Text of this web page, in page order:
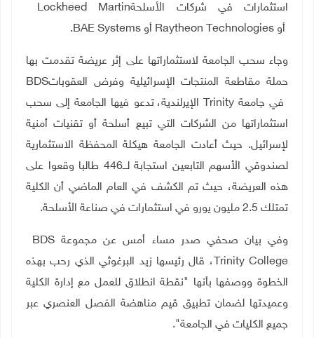
استثمارات في شركات الأسلحةLockheed Martin
أو Raytheon Technologies أو BAE Systems
.
وجاء سحب الجامعة لاستثماراتها على إثر عريضة تقدمت بها
حملة مقاطعة المنتجات الإسرائيلية وفرض العقوباتBDS
في جامعة Trinity الإيرلندية، تدعو فيها الجامعة إلى سحب
استثماراتها من الشركات التي تبيع أسلحة أو تقنيات أمنية
لإسرائيل. حيث أعادت الجامعة هيكلة المحفظة الاستثمارية
لصندوقي الأسهم التابعين استجابة لـــ446 طالبا وقعوا على
هذه العريضة، حيث تم الكشف في العام الماضي أن الكلية
تمتلك 2.5 مليون يورو في استثمارات في صناعة الأسلحة
.
وفي بيان صحفي صدر مساء أمس عن مجموعة BDS
Trinity College، قال رئيسها زيد البرغوثي الذي رحب بهذه
الخطوة ووصفها بأنها "نقطة انطلاق للعمل مع إدارة الكلية
وعميدتها لضمان تطبيق قيم مناهضة الفصل العنصري عبر
جميع الكليات في الجامعة"
.